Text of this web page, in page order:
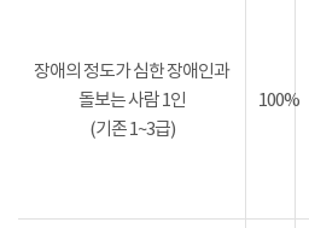
장애의 정도가 심한 장애인과
돌보는 사람 1인
(기존 1~3급)
100%